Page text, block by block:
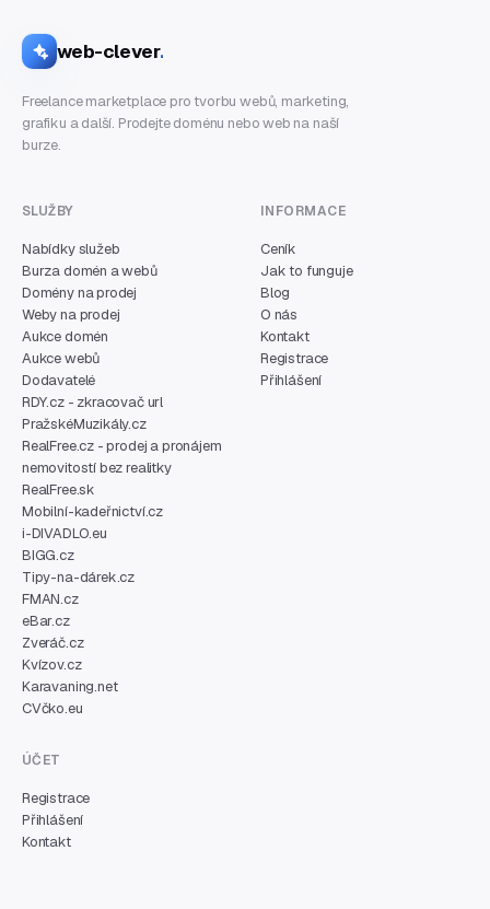
web-clever.
Freelance marketplace pro tvorbu webů, marketing,
grafiku a další. Prodejte doménu nebo web na naší
burze.
SLUŽBY
Nabídky služeb
Burza domén a webů
Domény na prodej
Weby na prodej
Aukce domén
Aukce webů
Dodavatelé
RDY.cz - zkracovač url
PražskéMuzikály.cz
RealFree.cz - prodej a pronájem
nemovitostí bez realitky
RealFree.sk
Mobilní-kadeřnictví.cz
i-DIVADLO.eu
BIGG.cz
Tipy-na-dárek.cz
FMAN.cz
eBar.cz
Zveráč.cz
Kvízov.cz
Karavaning.net
CVčko.eu
INFORMACE
Ceník
Jak to funguje
Blog
O nás
Kontakt
Registrace
Přihlášení
ÚČET
Registrace
Přihlášení
Kontakt